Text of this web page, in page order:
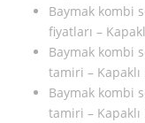
Baymak kombi
fiyatları –
Baymak kombi
tamiri –
Baymak kombi
tamiri –